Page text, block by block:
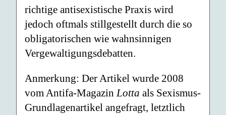
richtige antisexistische Praxis wird
jedoch oftmals stillgestellt durch die so
obligatorischen wie wahnsinnigen
Vergewaltigungsdebatten.
Anmerkung: Der Artikel wurde 2008
vom Antifa-Magazin Lotta als Sexismus-
Grundlagenartikel angefragt, letztlich